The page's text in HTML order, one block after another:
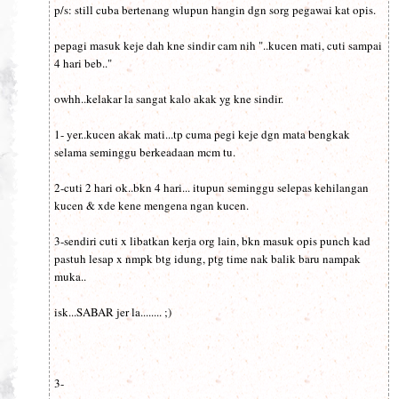
p/s: still cuba bertenang wlupun hangin dgn sorg pegawai kat opis.
pepagi masuk keje dah kne sindir cam nih "..kucen mati, cuti sampai
4 hari beb.."
owhh..kelakar la sangat kalo akak yg kne sindir.
1- yer..kucen akak mati...tp cuma pegi keje dgn mata bengkak
selama seminggu berkeadaan mcm tu.
2-cuti 2 hari ok..bkn 4 hari... itupun seminggu selepas kehilangan
kucen & xde kene mengena ngan kucen.
3-sendiri cuti x libatkan kerja org lain, bkn masuk opis punch kad
pastuh lesap x nmpk btg idung, ptg time nak balik baru nampak
muka..
isk...SABAR jer la........ ;)
3-